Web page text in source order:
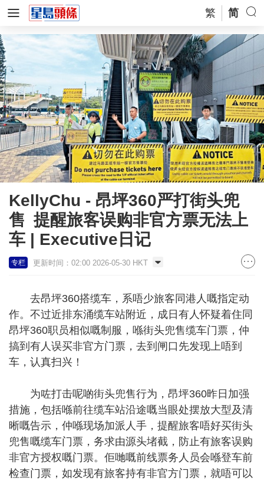
繁 简
KellyChu - 昂坪360严打街头兜
售 提醒旅客误购非官方票无法上
车 | Executive日记
专栏 更新时间：02:00 2026-05-30 HKT
去昂坪360搭缆车，系唔少旅客同港人嘅指定动
作。不过近排东涌缆车站附近，成日有人怀疑着住同
昂坪360职员相似嘅制服，喺街头兜售缆车门票，仲
搞到有人误买非官方门票，去到闸口先发现上唔到
车，认真扫兴！
为咗打击呢啲街头兜售行为，昂坪360昨日加强
措施，包括喺前往缆车站沿途嘅当眼处摆放大型及清
晰嘅告示，仲喺现场加派人手，提醒旅客唔好买街头
兜售嘅缆车门票，务求由源头堵截，防止有旅客误购
非官方授权嘅门票。佢哋嘅前线票务人员会喺登车前
检查门票，如发现有旅客持有非官方门票，就唔可以